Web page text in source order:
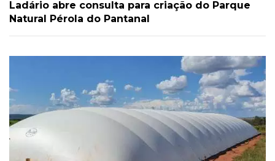
Ladário abre consulta para criação do Parque
Natural Pérola do Pantanal